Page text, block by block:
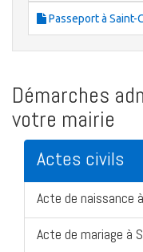
Passeport à Saint-
Démarches
votre mairie
Actes civils
Acte de naissance
Acte de mariage à